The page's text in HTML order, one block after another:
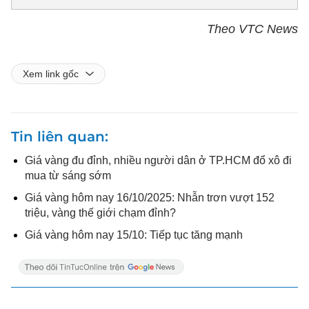
Theo VTC News
Xem link gốc
Tin liên quan
Giá vàng đu đỉnh, nhiều người dân ở TP.HCM đổ xô đi
mua từ sáng sớm
Giá vàng hôm nay 16/10/2025: Nhẫn trơn vượt 152
triệu, vàng thế giới chạm đỉnh?
Giá vàng hôm nay 15/10: Tiếp tục tăng mạnh